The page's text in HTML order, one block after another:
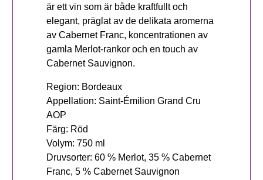
är ett vin som är både kraftfullt och
elegant, präglat av de delikata aromerna
av Cabernet Franc, koncentrationen av
gamla Merlot-rankor och en touch av
Cabernet Sauvignon.
Region: Bordeaux
Appellation: Saint-Émilion Grand Cru
AOP
Färg: Röd
Volym: 750 ml
Druvsorter: 60 % Merlot, 35 % Cabernet
Franc, 5 % Cabernet Sauvignon